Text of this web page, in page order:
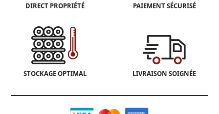
DIRECT PROPRIÉTÉ PAIEMENT SÉCURISÉ
STOCKAGE OPTIMAL LIVRAISON SOIGNÉE